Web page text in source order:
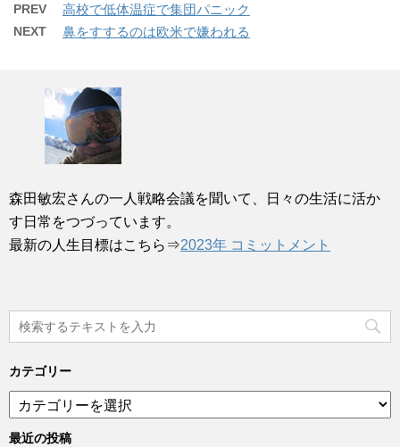
PREV 高校で低体温症で集団パニック
NEXT 鼻をすするのは欧米で嫌われる
森田敏宏さんの一人戦略会議を聞いて、日々の生活に活か
す日常をつづっています。
最新の人生目標はこちら⇒2023年 コミットメント
カテゴリー
テ
ゴ
最近の投稿